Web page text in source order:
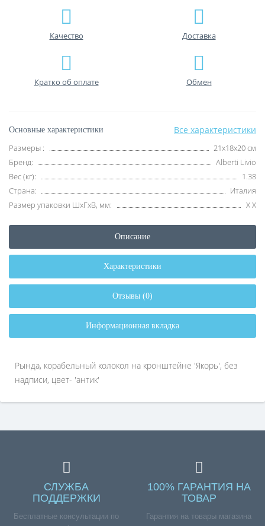
Качество Доставка
Кратко об оплате Обмен
Основные характеристики Все характеристики
Размеры :
21x18x20 см
Бренд:
Alberti Livio
Вес (кг):
1.38
Страна:
Италия
Размер упаковки ШхГхВ, мм:
Х Х
Описание
Характеристики
Отзывы (0)
Информационная вкладка
Рында, корабельный колокол на кронштейне 'Якорь', без
надписи, цвет- 'антик'
СЛУЖБА
ПОДДЕРЖКИ
Бесплатные консультации по
100% ГАРАНТИЯ НА
ТОВАР
Гарантия на товары магазина